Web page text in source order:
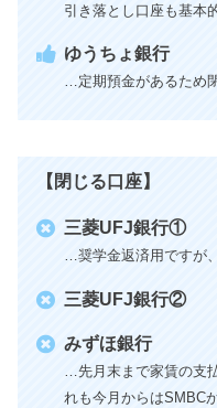
引き落とし口座も基本
ゆうちょ銀行
…定期預金があるため
【閉じる口座】
三菱UFJ銀行①
…奨学金返済用ですが
三菱UFJ銀行②
みずほ銀行
…先月末まで家賃の支
れも今月からはSMBC